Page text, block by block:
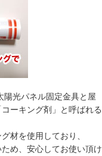
陽光パネル固定金具と屋
ーキング剤」と呼ばれる
材を使用しており、
め、安心してお使い頂け